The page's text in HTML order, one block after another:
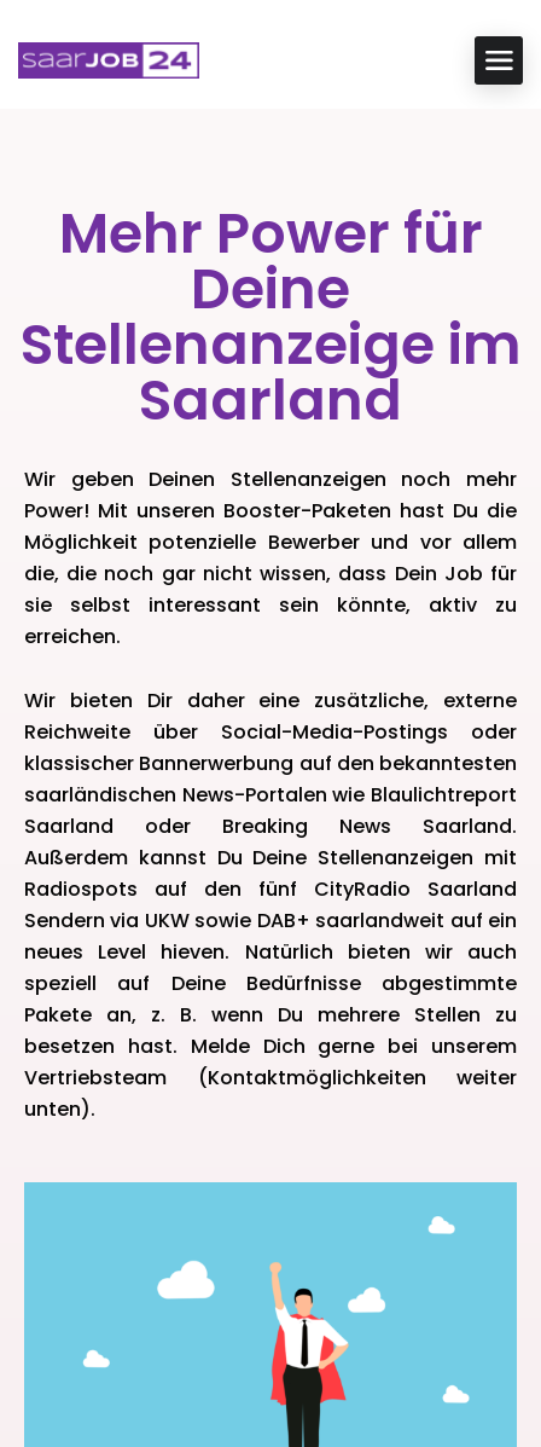
Mehr Power für
Deine
Stellenanzeige im
Saarland
Wir geben Deinen Stellenanzeigen noch mehr
Power! Mit unseren Booster-Paketen hast Du die
Möglichkeit potenzielle Bewerber und vor allem
die, die noch gar nicht wissen, dass Dein Job für
sie selbst interessant sein könnte, aktiv zu
erreichen.
Wir bieten Dir daher eine zusätzliche, externe
Reichweite über Social-Media-Postings oder
klassischer Bannerwerbung auf den bekanntesten
saarländischen News-Portalen wie Blaulichtreport
Saarland oder Breaking News Saarland.
Außerdem kannst Du Deine Stellenanzeigen mit
Radiospots auf den fünf CityRadio Saarland
Sendern via UKW sowie DAB+ saarlandweit auf ein
neues Level hieven. Natürlich bieten wir auch
speziell auf Deine Bedürfnisse abgestimmte
Pakete an, z. B. wenn Du mehrere Stellen zu
besetzen hast. Melde Dich gerne bei unserem
Vertriebsteam (Kontaktmöglichkeiten weiter
unten).